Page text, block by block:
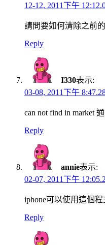
12-12, 2011下午
請問要如何清除之前
Reply
I330表示:
03-08, 2011下午
can not find in
Reply
annie表示:
02-07, 2011下午
iphone可以使用這個程
Reply